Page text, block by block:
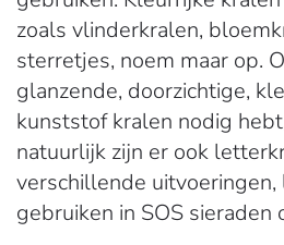
zoals vlinderkralen,
sterretjes, noem maar op.
glanzende, doorzichtige,
kunststof kralen nodig
natuurlijk zijn er ook
verschillende uitvoeringen,
gebruiken in SOS sieraden